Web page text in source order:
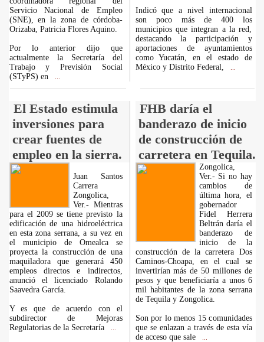
Servicio Nacional de Empleo
(SNE), en la zona de córdoba-
Orizaba, Patricia Flores Aquino.
Por lo anterior dijo que
actualmente la Secretaría del
Trabajo y Previsión Social
(STyPS) en
Indicó que a nivel internacional
son poco más de 400 los
municipios que integran a la red,
destacando la participación y
aportaciones de ayuntamientos
como Yucatán, en el estado de
México y Distrito Federal,
El Estado estimula
inversiones para
crear fuentes de
empleo en la sierra.
FHB daría el
banderazo de inicio
de construcción de
carretera en Tequila.
Juan Santos
Carrera
Zongolica,
Ver.- Mientras
para el 2009 se tiene previsto la
edificación de una hidroeléctrica
en esta zona serrana, a su vez en
el municipio de Omealca se
proyecta la construcción de una
maquiladora que generará 450
empleos directos e indirectos,
anunció el licenciado Rolando
Saavedra García.
Y es que de acuerdo con el
subdirector de Mejoras
Regulatorias de la Secretaría
Zongolica,
Ver.- Si no hay
cambios de
última hora, el
gobernador
Fidel Herrera
Beltrán daría el
banderazo de
inicio de la
construcción de la carretera Dos
Caminos-Choapa, en el cual se
invertirían más de 50 millones de
pesos y que beneficiaría a unos 6
mil habitantes de la zona serrana
de Tequila y Zongolica.
Son por lo menos 15 comunidades
que se enlazan a través de esta vía
de acceso que sale